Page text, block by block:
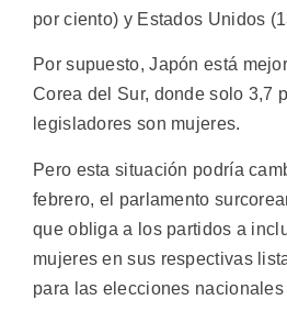
por ciento) y Estados Unidos
Por supuesto, Japón está
Corea del Sur, donde solo 3,7
legisladores son mujeres.
Pero esta situación podría
febrero, el parlamento
que obliga a los partidos a
mujeres en sus respectivas
para las elecciones